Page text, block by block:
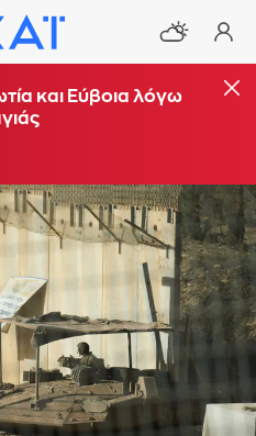
και Εύβοια λόγω